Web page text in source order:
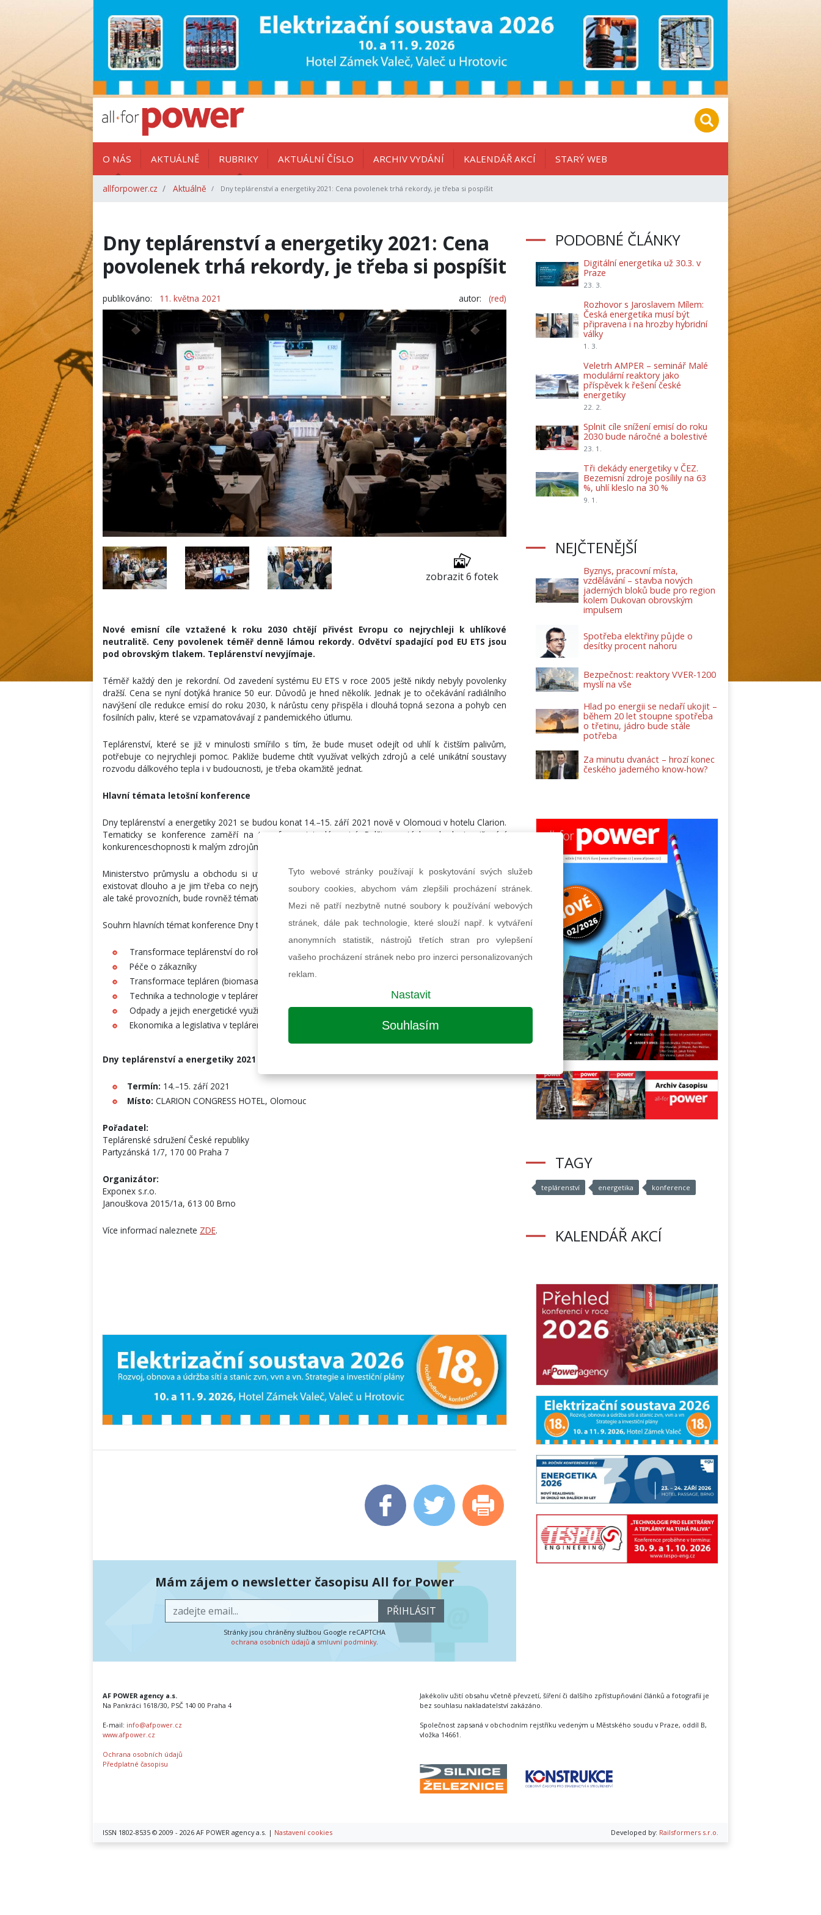
O NÁS AKTUÁLNĚ RUBRIKY AKTUÁLNÍ ČÍSLO ARCHIV VYDÁNÍ KALENDÁŘ AKCÍ STARÝ WEB
allforpower.cz Aktuálně Dny teplárenství a energetiky 2021: Cena povolenek trhá rekordy, je třeba si pospíšit
Dny teplárenství a energetiky 2021: Cena
povolenek trhá rekordy, je třeba si pospíšit
publikováno: 11. května 2021 autor: (red)
zobrazit 6 fotek
Nové emisní cíle vztažené k roku 2030 chtějí přivést Evropu co nejrychleji k uhlíkové
neutralitě. Ceny povolenek téměř denně lámou rekordy. Odvětví spadající pod EU ETS jsou
pod obrovským tlakem. Teplárenství nevyjímaje.
Téměř každý den je rekordní. Od zavedení systému EU ETS v roce 2005 ještě nikdy nebyly povolenky
dražší. Cena se nyní dotýká hranice 50 eur. Důvodů je hned několik. Jednak je to očekávání radiálního
navýšení cíle redukce emisí do roku 2030, k nárůstu ceny přispěla i dlouhá topná sezona a pohyb cen
fosilních paliv, které se vzpamatovávají z pandemického útlumu.
Teplárenství, které se již v minulosti smířilo s tím, že bude muset odejít od uhlí k čistším palivům,
potřebuje co nejrychleji pomoc. Pakliže budeme chtít využívat velkých zdrojů a celé unikátní soustavy
rozvodu dálkového tepla i v budoucnosti, je třeba okamžitě jednat.
Hlavní témata letošní konference
Dny teplárenství a energetiky 2021 se budou konat 14.–15. září 2021 nově v Olomouci v hotelu Clarion.
Tematicky se konference zaměří na transformaci teplárenství. Palčivou otázkou bude i snižování
konkurenceschopnosti k malým zdrojům, což je s růstem cen povolenek stále aktuálnější.
Ministerstvo průmyslu a obchodu si uvědomuje, že teplárny nemohou pod tak značným zatížením
existovat dlouho a je jim třeba co nejrychleji podat pomocnou ruku. Zacílení financí nejen investičních,
ale také provozních, bude rovněž tématem letošní konference.
Souhrn hlavních témat konference Dny teplárenství a energetiky 2021:
Transformace teplárenství do roku 2030
Péče o zákazníky
Transformace tepláren (biomasa/plyn/elektřina)
Technika a technologie v teplárenství
Odpady a jejich energetické využití
Ekonomika a legislativa v teplárenství
Dny teplárenství a energetiky 2021
Termín: 14.–15. září 2021
Místo: CLARION CONGRESS HOTEL, Olomouc
Pořadatel:
Teplárenské sdružení České republiky
Partyzánská 1/7, 170 00 Praha 7
Organizátor:
Exponex s.r.o.
Janouškova 2015/1a, 613 00 Brno
Více informací naleznete ZDE.
Mám zájem o newsletter časopisu All for Power
PŘIHLÁSIT
Stránky jsou chráněny službou Google reCAPTCHA
ochrana osobních údajů a smluvní podmínky.
PODOBNÉ ČLÁNKY
Digitální energetika už 30.3. v
Praze
23. 3.
Rozhovor s Jaroslavem Mílem:
Česká energetika musí být
připravena i na hrozby hybridní
války
1. 3.
Veletrh AMPER – seminář Malé
modulární reaktory jako
příspěvek k řešení české
energetiky
22. 2.
Splnit cíle snížení emisí do roku
2030 bude náročné a bolestivé
23. 1.
Tři dekády energetiky v ČEZ.
Bezemisní zdroje posílily na 63
%, uhlí kleslo na 30 %
9. 1.
NEJČTENĚJŠÍ
Byznys, pracovní místa,
vzdělávání – stavba nových
jaderných bloků bude pro region
kolem Dukovan obrovským
impulsem
Spotřeba elektřiny půjde o
desítky procent nahoru
Bezpečnost: reaktory VVER-1200
myslí na vše
Hlad po energii se nedaří ukojit –
během 20 let stoupne spotřeba
o třetinu, jádro bude stále
potřeba
Za minutu dvanáct – hrozí konec
českého jaderného know-how?
TAGY
teplárenství energetika konference
KALENDÁŘ AKCÍ
AF POWER agency a.s.
Na Pankráci 1618/30, PSČ 140 00 Praha 4
E-mail: info@afpower.cz
www.afpower.cz
Ochrana osobních údajů
Předplatné časopisu
Jakékoliv užití obsahu včetně převzetí, šíření či dalšího zpřístupňování článků a fotografií je
bez souhlasu nakladatelství zakázáno.
Společnost zapsaná v obchodním rejstříku vedeným u Městského soudu v Praze, oddíl B,
vložka 14661.
ISSN 1802-8535 © 2009 - 2026 AF POWER agency a.s. | Nastavení cookies Developed by: Railsformers s.r.o.
Tyto webové stránky používají k poskytování svých služeb
soubory cookies, abychom vám zlepšili procházení stránek.
Mezi ně patří nezbytně nutné soubory k používání webových
stránek, dále pak technologie, které slouží např. k vytváření
anonymních statistik, nástrojů třetích stran pro vylepšení
vašeho procházení stránek nebo pro inzerci personalizovaných
reklam.
Nastavit
Souhlasím